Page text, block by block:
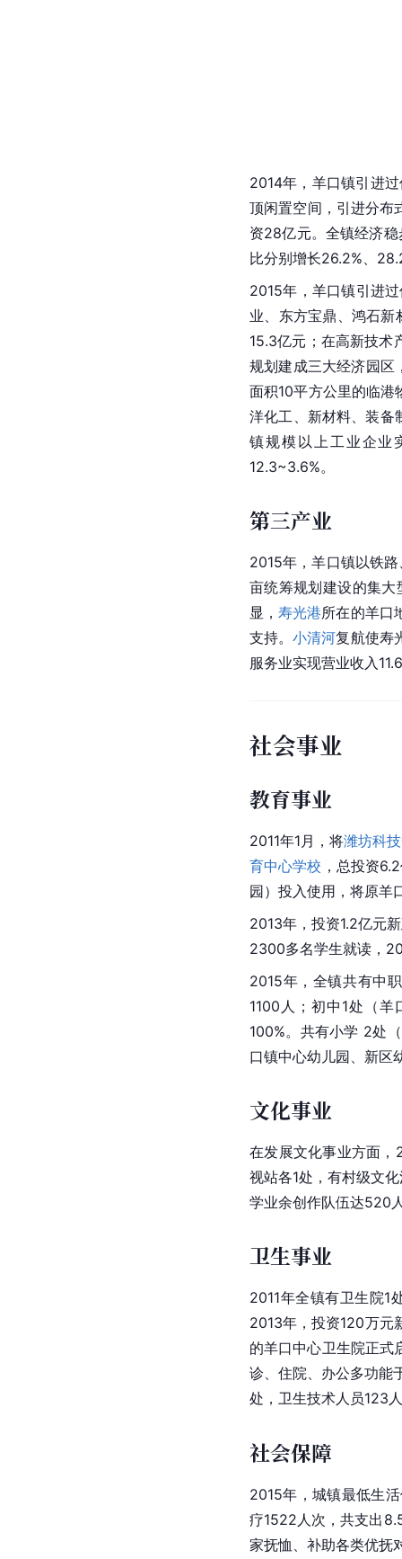
2014年，羊口镇引进
顶闲置空间，引进分布
资28亿元。全镇经济
比分别增长26.2%、
2015年，羊口镇引进
业、东方宝鼎、鸿石
15.3亿元；在高新技术
规划建成三大经济园区
面积10平方公里的临
洋化工、新材料、装备
镇规模以上工业企业
12.3~3.6%。
第三产业
2015年，羊口镇以铁
亩统筹规划建设的集大
显，寿光港所在的羊口
支持。小清河复航使寿
服务业实现营业收入
社会事业
教育事业
2011年1月，将潍坊科
育中心学校 ，总投资
园）投入使用，将原羊
2013年，投资1.2亿元
2300多名学生就读，
2015年，全镇共有中
1100人；初中1处（
100%。共有小学 2处
口镇中心幼儿园、新区
文化事业
在发展文化事业方面，
视站各1处，有村级文
学业余创作队伍达520
卫生事业
2011年全镇有卫生院1
2013年，投资120万元
的羊口中心卫生院正式
诊、住院、办公多功能
处，卫生技术人员123
社会保障
2015年，城镇最低生
疗1522人次，共支出
家抚恤、补助各类优抚